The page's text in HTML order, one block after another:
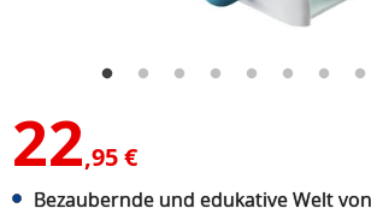
22,95 €
Bezaubernde und edukative Welt